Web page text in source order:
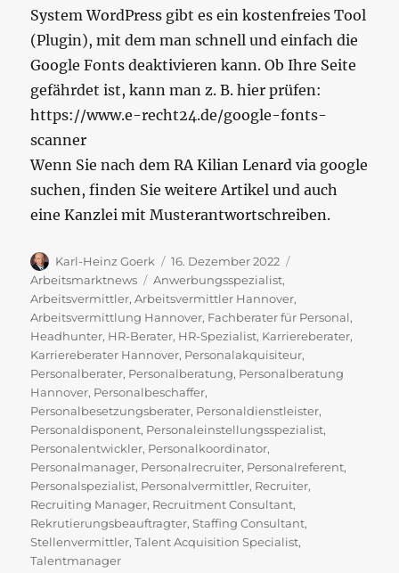
System WordPress gibt es ein kostenfreies Tool
(Plugin), mit dem man schnell und einfach die
Google Fonts deaktivieren kann. Ob Ihre Seite
gefährdet ist, kann man z. B. hier prüfen:
https://www.e-recht24.de/google-fonts-
scanner
Wenn Sie nach dem RA Kilian Lenard via google
suchen, finden Sie weitere Artikel und auch
eine Kanzlei mit Musterantwortschreiben.
Autor
Karl-Heinz Goerk
Veröffentlicht
am
16. Dezember 2022
Arbeitsmarktnews
Schlagwörter
Anwerbungsspezialist,
Arbeitsvermittler,Arbeitsvermittler Hannover,
Arbeitsvermittlung Hannover, Fachberater für Personal,
Headhunter, HR-Berater, HR-Spezialist, Karriereberater,
Karriereberater Hannover, Personalakquisiteur,
Personalberater, Personalberatung, Personalberatung
Hannover, Personalbeschaffer,
Personalbesetzungsberater, Personaldienstleister,
Personaldisponent, Personaleinstellungsspezialist,
Personalentwickler, Personalkoordinator,
Personalmanager, Personalrecruiter, Personalreferent,
Personalspezialist, Personalvermittler, Recruiter,
Recruiting Manager, Recruitment Consultant,
Rekrutierungsbeauftragter,Staffing Consultant,
Stellenvermittler,Talent Acquisition Specialist,
Talentmanager